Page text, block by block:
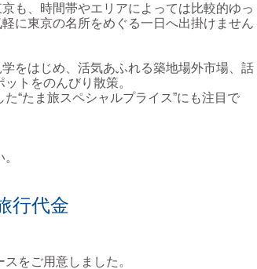
も、時間帯やエリアによっては比較的ゆっ
に東京の名所をめぐる一日へ出掛けません
をはじめ、活気あふれる築地場外市場、話
トをのんびり散策。
“たま旅スペシャルプライス”にも注目で
行代金
をご用意しました。